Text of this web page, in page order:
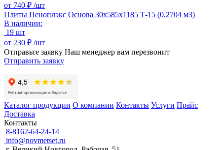
от 740 ₽ /шт
Плиты Пеноплэкс Основа 30х585х1185 Т-15 (0,2704 м3)
В наличии:
19 шт
от 230 ₽ /шт
Отправьте заявку Наш менеджер вам перезвонит
Отправить заявку
Каталог продукции О компании Контакты Услуги Прайс
Доставка
Контакты
8-8162-64-24-14
info@novmetset.ru